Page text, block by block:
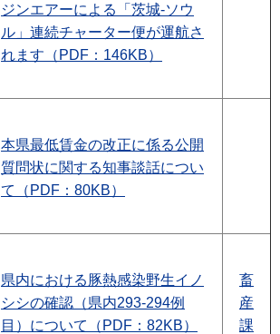
ジンエアーによる「茨城-ソウ
ル」連続チャーター便が運航さ
れます（PDF：146KB）
本県最低賃金の改正に係る公開
質問状に関する知事談話につい
て（PDF：80KB）
県内における豚熱感染野生イノ
シシの確認（県内293-294例
目）について（PDF：82KB）
畜
産
課